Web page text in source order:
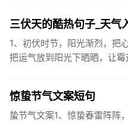
三伏天的酷热句子_天气
1、初伏时节，阳光渐烈，把
把运气放到阳光下晒晒，让
惊蛰节气文案短句
蛰节气文案1、惊蛰春雷阵阵